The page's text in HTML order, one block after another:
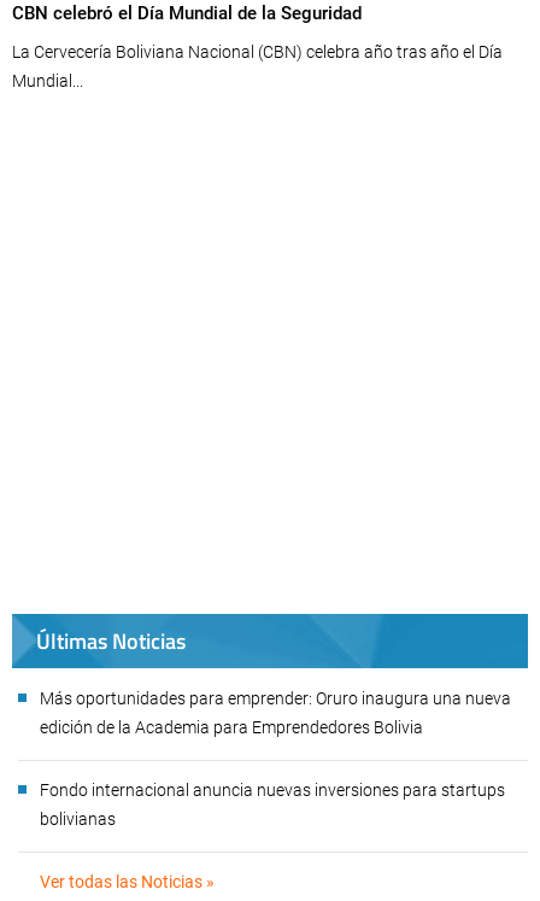
CBN celebró el Día Mundial de la Seguridad
La Cervecería Boliviana Nacional (CBN) celebra año tras año el Día
Mundial...
Últimas Noticias
Más oportunidades para emprender: Oruro inaugura una nueva
edición de la Academia para Emprendedores Bolivia
Fondo internacional anuncia nuevas inversiones para startups
bolivianas
Ver todas las Noticias »